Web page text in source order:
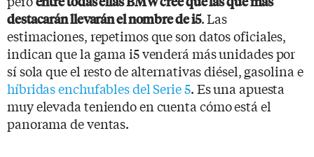
destacarán llevarán el nombre de i5. Las
estimaciones, repetimos que son datos oficiales,
indican que la gama i5 venderá más unidades por
sí sola que el resto de alternativas diésel, gasolina e
híbridas enchufables del Serie 5. Es una apuesta
muy elevada teniendo en cuenta cómo está el
panorama de ventas.